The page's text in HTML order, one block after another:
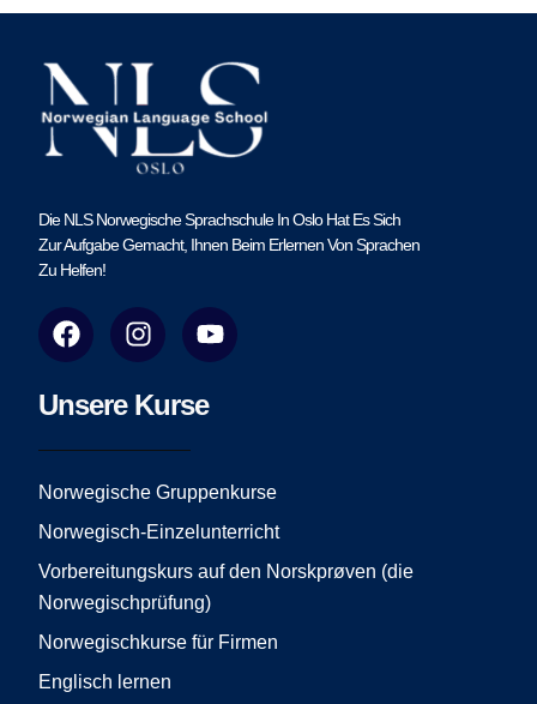
Die NLS Norwegische Sprachschule In Oslo Hat Es Sich
Zur Aufgabe Gemacht, Ihnen Beim Erlernen Von Sprachen
Zu Helfen!
F
a
e
o
o
I
n
t
g
r
m
Y
o
t
e
Unsere Kurse
Norwegische Gruppenkurse
Norwegisch-Einzelunterricht
Vorbereitungskurs auf den Norskprøven (die
Norwegischprüfung)
Norwegischkurse für Firmen
Englisch lernen